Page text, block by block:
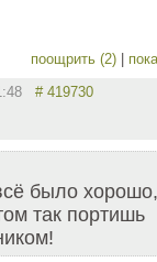
поощрить (2)
# 419730
было хорошо,
так портишь